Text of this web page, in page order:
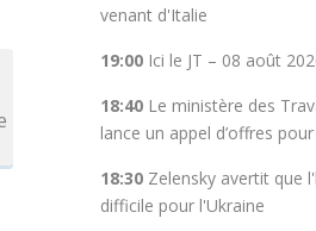
venant d'Italie
19:00Ici le JT – 08 août
18:40Le ministère des
lance un appel d’offres pour
18:30Zelensky avertit que
difficile pour l'Ukraine